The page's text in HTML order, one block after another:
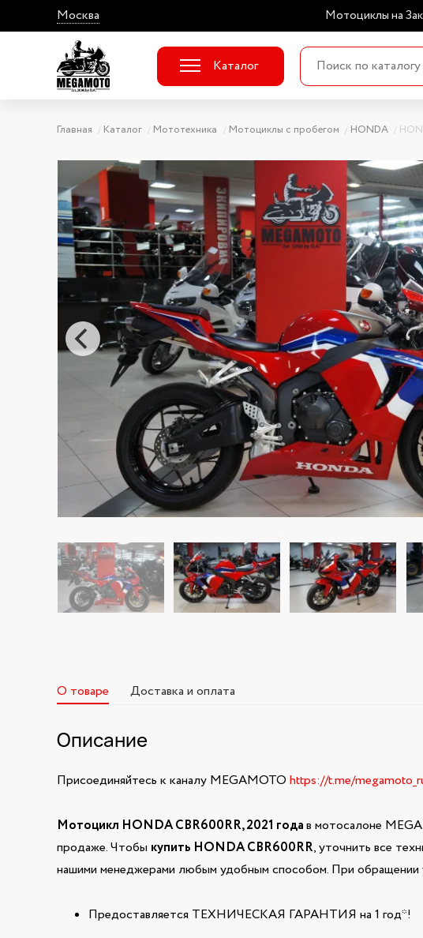
Москва Мотоциклы на
Каталог
Главная Каталог Мототехника Мотоциклы с пробегом HONDA
О товаре Доставка и оплата
Описание
Присоединяйтесь к каналу MEGAMOTO https://t.me/
Мотоцикл HONDA CBR600RR, 2021 годав мотосалоне
продаже. Чтобы купить HONDA CBR600RR, уточнить все
нашими менеджерами любым удобным способом. При обращении
Предоставляется ТЕХНИЧЕСКАЯ ГАРАНТИЯ на 1 год*!